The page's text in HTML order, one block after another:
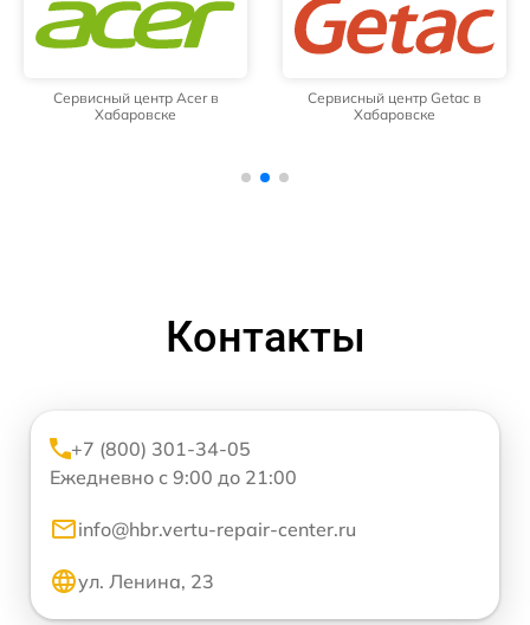
Сервисный центр Acer в
Хабаровске
Сервисный центр Getac в
Хабаровске
Контакты
+7 (800) 301-34-05
Ежедневно с 9:00 до 21:00
info@hbr.vertu-repair-center.ru
ул. Ленина, 23